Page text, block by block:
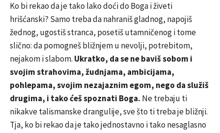
Ko bi rekao da je tako lako doći do Boga i živeti
hrišćanski? Samo treba da nahraniš gladnog, napojiš
žednog, ugostiš stranca, posetiš utamničenog i tome
slično: da pomogneš bližnjem u nevolji, potrebitom,
nejakom i slabom. Ukratko, da se ne baviš sobom i
svojim strahovima, žudnjama, ambicijama,
pohlepama, svojim nezajaznim egom, nego da služiš
drugima, i tako ćeš spoznati Boga. Ne trebaju ti
nikakve talismanske drangulije, sve što ti treba je bližnji.
Tja, ko bi rekao da je tako jednostavno i tako nesaglasno